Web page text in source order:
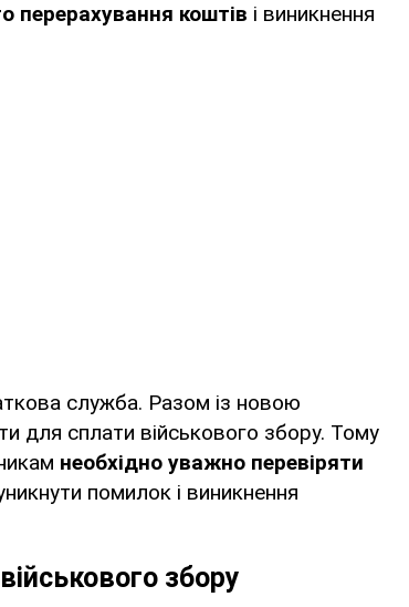
перерахування коштів і виникнення
служба. Разом із новою
для сплати військового збору. Тому
необхідно уважно перевіряти
помилок і виникнення
збору